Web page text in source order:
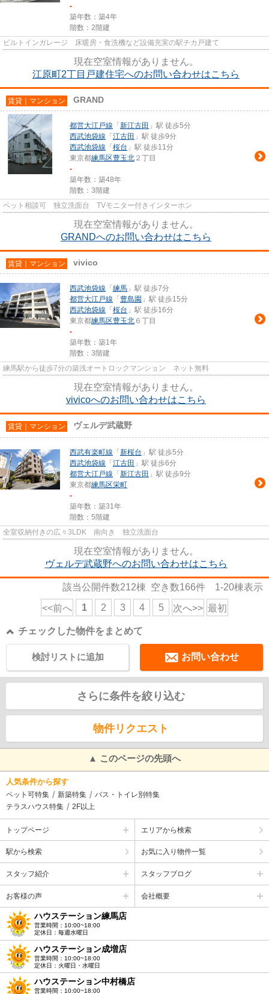
-
築年数：築4年
階数：2階建
ビルトインガレージ 床暖房・食洗機など設備充実の駅チカ戸建て
現在空室情報がありません。
江原町2丁目戸建住宅へのお問い合わせはこちら
賃貸｜マンション GRAND
都営大江戸線 「 新江古田 」駅 徒歩5分
西武池袋線 「 江古田 」駅 徒歩9分
西武池袋線 「 桜台 」駅 徒歩11分
東京都練馬区豊玉北 ２丁目
-
築年数：築48年
階数：3階建
ペット相談可 独立洗面台 TVモニター付きインターホン
現在空室情報がありません。
GRANDへのお問い合わせはこちら
賃貸｜マンション vivico
西武池袋線 「 練馬 」駅 徒歩7分
都営大江戸線 「 豊島園 」駅 徒歩15分
西武池袋線 「 桜台 」駅 徒歩16分
東京都練馬区豊玉北 ６丁目
-
築年数：築1年
階数：3階建
練馬駅から徒歩7分の築浅オートロックマンション ネット無料
現在空室情報がありません。
vivicoへのお問い合わせはこちら
賃貸｜マンション ヴェルデ武蔵野
西武有楽町線 「 新桜台 」駅 徒歩5分
西武池袋線 「 江古田 」駅 徒歩6分
都営大江戸線 「 新江古田 」駅 徒歩9分
東京都練馬区栄町
-
築年数：築31年
階数：5階建
全室収納付きの広々3LDK 南向き 独立洗面台
現在空室情報がありません。
ヴェルデ武蔵野へのお問い合わせはこちら
該当公開件数212棟 空き数166件 1-20棟表示
<<前へ 1 2 3 4 5 次へ>> 最初
チェックした物件をまとめて
お問い合わせ
検討リストに追加
さらに条件を絞り込む
物件リクエスト
▲ このページの先頭へ
人気条件から探す
ペット可特集 新築特集
バス・トイレ別特集
テラスハウス特集
2F以上
トップページ エリアから検索
駅から検索 お気に入り物件一覧
スタッフ紹介 スタッフブログ
お客様の声 会社概要
ハウステーション練馬店
営業時間：10:00~18:00
定休日：毎週水曜日
ハウステーション成増店
営業時間：10:00~18:00
定休日：火曜日・水曜日
ハウステーション中村橋店
営業時間：10:00~18:00